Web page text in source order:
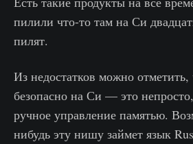
пилили что-то там на Си
пилят.
Из недостатков можно отметить,
безопасно на Си — это
ручное управление памятью.
нибудь эту нишу займет язык